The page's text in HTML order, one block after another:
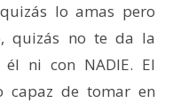
lo amas pero
quizás no te da la
ni con NADIE. El
capaz de tomar en